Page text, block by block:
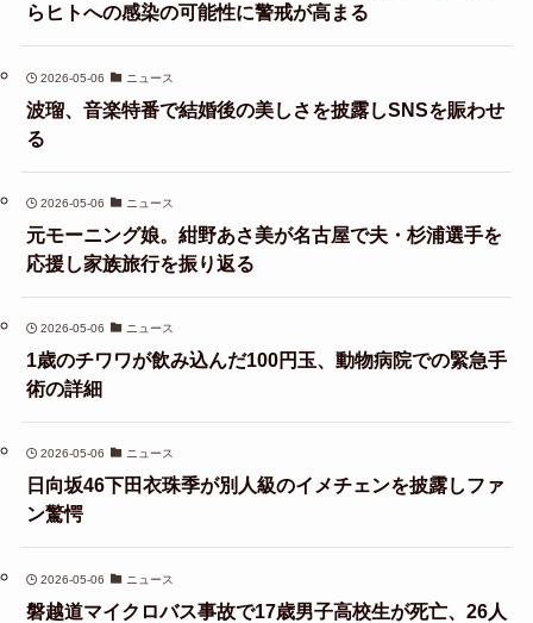
らヒトへの感染の可能性に警戒が高まる
2026-05-06 ニュース
波瑠、音楽特番で結婚後の美しさを披露しSNSを賑わせ
る
2026-05-06 ニュース
元モーニング娘。紺野あさ美が名古屋で夫・杉浦選手を
応援し家族旅行を振り返る
2026-05-06 ニュース
1歳のチワワが飲み込んだ100円玉、動物病院での緊急手
術の詳細
2026-05-06 ニュース
日向坂46下田衣珠季が別人級のイメチェンを披露しファ
ン驚愕
2026-05-06 ニュース
磐越道マイクロバス事故で17歳男子高校生が死亡、26人